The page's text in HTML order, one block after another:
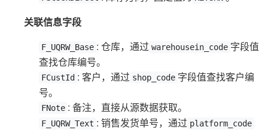
关联信息字段
F_UQRW_Base : 仓库，通过 warehousein_code 字段值
查找仓库编号。
FCustId : 客户，通过 shop_code 字段值查找客户编
号。
FNote : 备注，直接从源数据获取。
F_UQRW_Text : 销售发货单号，通过 platform_code